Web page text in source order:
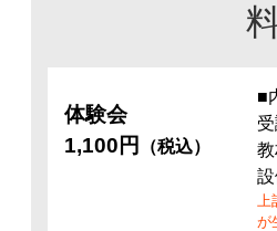
体験会
1,100円
（税込）
■
教
設
が